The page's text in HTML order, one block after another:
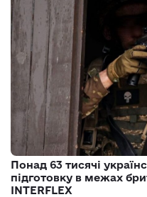
Понад 63 тисячі
підготовку в межах
INTERFLEX